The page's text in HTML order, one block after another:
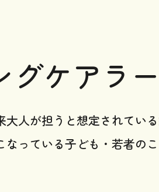
グケアラ
人が担うと想定されている
なっている子ども・若者のこ